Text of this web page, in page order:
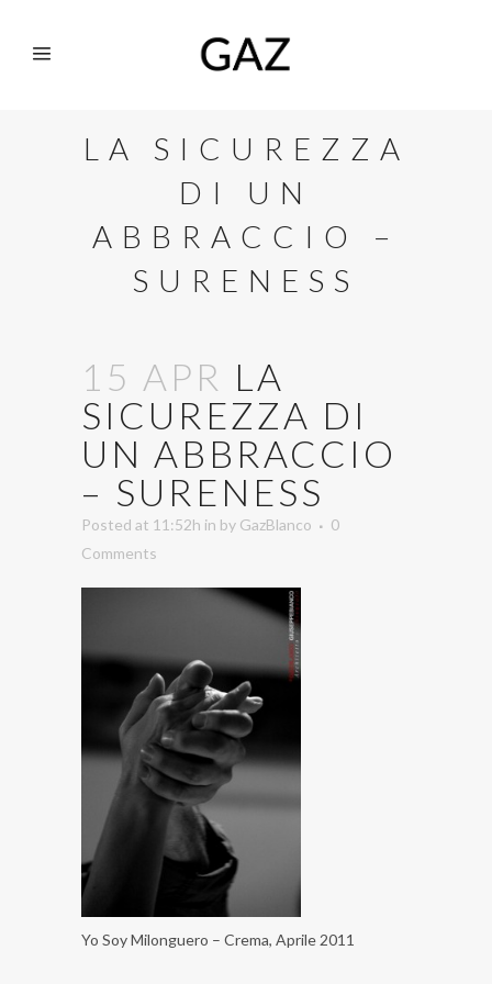
LA SICUREZZA
DI UN
ABBRACCIO –
SURENESS
15 APR LA
SICUREZZA DI
UN ABBRACCIO
– SURENESS
Posted at 11:52h in by GazBlanco
0
Comments
Yo Soy Milonguero – Crema, Aprile 2011